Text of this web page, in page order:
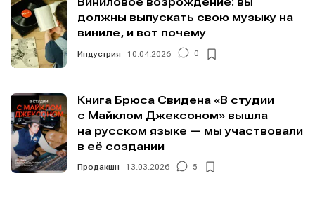
должны выпускать свою музыку на
виниле, и вот почему
Индустрия 10.04.2026 0
Книга Брюса Свидена «В студии
с Майклом Джексоном» вышла
на русском языке — мы участвовали
в её создании
Продакшн 13.03.2026 5